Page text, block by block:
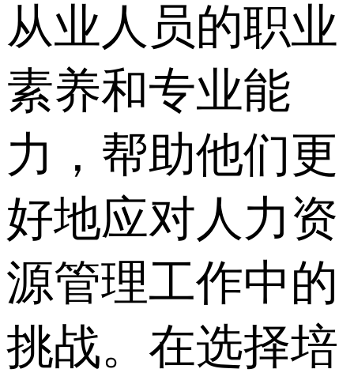
从业人员的职业
素养和专业能
力，帮助他们更
好地应对人力资
源管理工作中的
挑战。在选择培